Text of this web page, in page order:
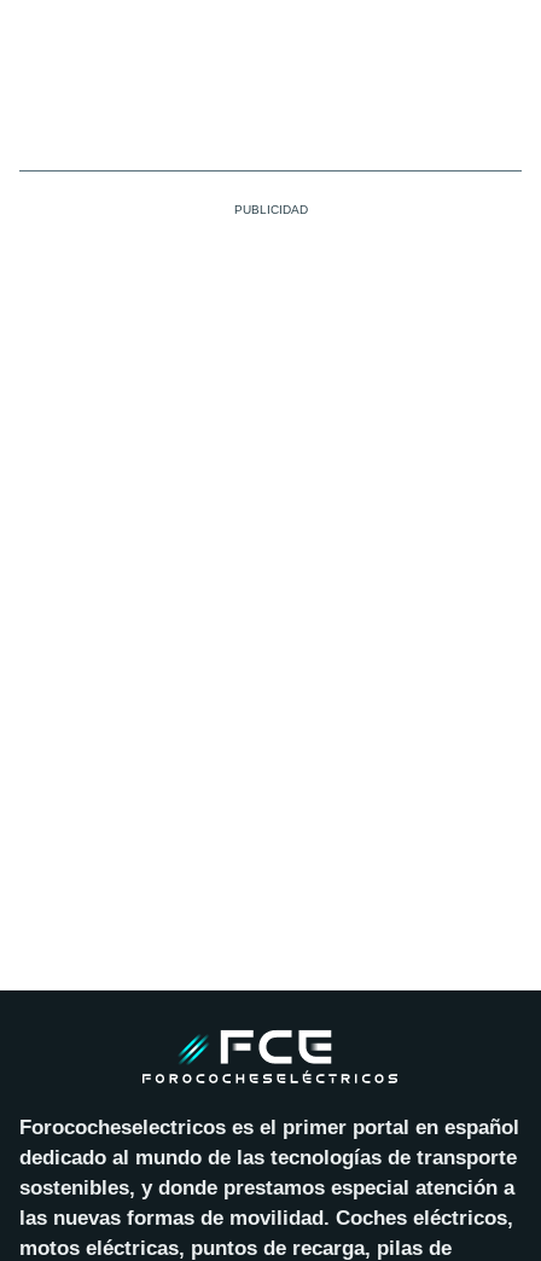
Forococheselectricos es el primer portal en español
dedicado al mundo de las tecnologías de transporte
sostenibles, y donde prestamos especial atención a
las nuevas formas de movilidad. Coches eléctricos,
motos eléctricas, puntos de recarga, pilas de